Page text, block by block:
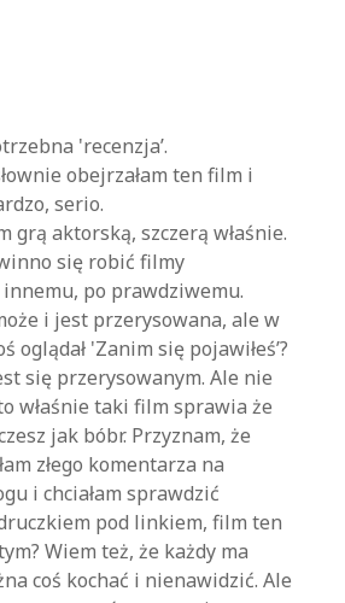
'recenzja’.
obejrzałam ten film i
serio.
grą aktorską, szczerą właśnie.
się robić filmy
po prawdziwemu.
i jest przerysowana, ale w
oglądał 'Zanim się pojawiłeś’?
się przerysowanym. Ale nie
właśnie taki film sprawia że
jak bóbr. Przyznam, że
złego komentarza na
i chciałam sprawdzić
pod linkiem, film ten
Wiem też, że każdy ma
coś kochać i nienawidzić. Ale